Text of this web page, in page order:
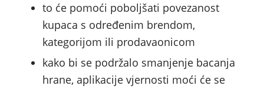
to će pomoći poboljšati povezanost
kupaca s određenim brendom,
kategorijom ili prodavaonicom
kako bi se podržalo smanjenje bacanja
hrane, aplikacije vjernosti moći će se